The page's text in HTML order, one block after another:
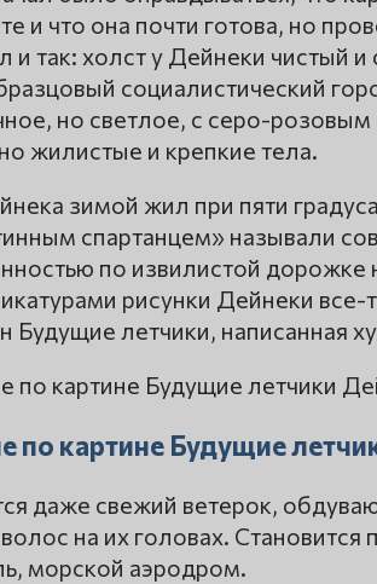
и что она почти готова, но
и так: холст у Дейнеки чистый
социалистический
но светлое, с серо-
жилистые и крепкие тела.
зимой жил при пяти
спартанцем» называли
по извилистой дорожке
рисунки Дейнеки
Будущие летчики, написанная
по картине Будущие
даже свежий ветерок,
на их головах. Становится
морской аэродром.